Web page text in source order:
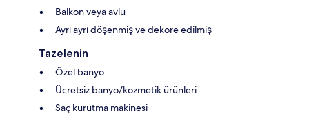
Balkon veya avlu
Ayrı ayrı döşenmiş ve dekore edilmiş
Tazelenin
Özel banyo
Ücretsiz banyo/kozmetik ürünleri
Saç kurutma makinesi